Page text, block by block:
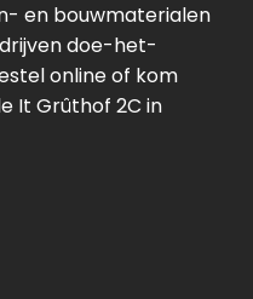
en bouwmaterialen
doe-het-
online of kom
It Grûthof 2C in